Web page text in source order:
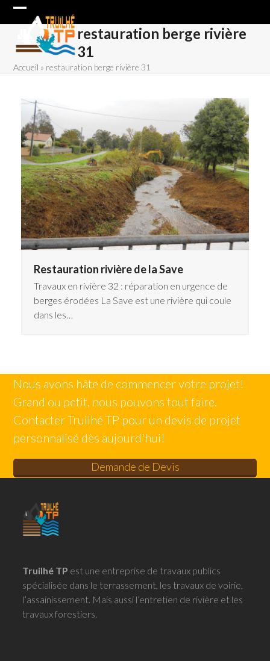
Skip
Open
mobile
menu
Close
mobile
menu
restauration berge rivière
31
Accueil » restauration berge rivière 31
Restauration rivière de la Save
Travaux en rivière 32 : réparation en urgence de
berges érodées La Save est une rivière qui coule
dans les…
Nous avons hâte de commencer votre projet!
Grand ou petit, nous pouvons tout faire.
Contacter Truilhé TP pour un devis de projet
personnalisé dès aujourd'hui!
Demande de Devis
Truilhé TP est une entreprise de travaux publics
spécialisée dans le terrassement, les travaux de voirie,
l’assainissement. Mais aussi l’entretien de rivière et les
travaux forestiers.